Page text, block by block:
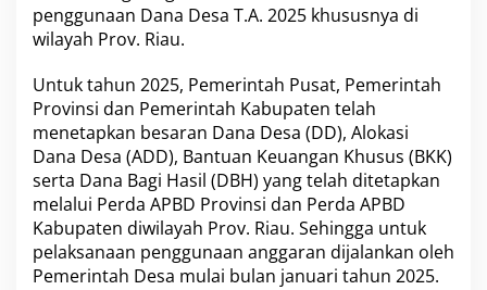
a
u
a
w
l
P
e
n
g
g
u
n
penggunaan Dana Desa T.A. 2025 khususnya di
wilayah Prov. Riau.
Untuk tahun 2025, Pemerintah Pusat, Pemerintah
Provinsi dan Pemerintah Kabupaten telah
menetapkan besaran Dana Desa (DD), Alokasi
Dana Desa (ADD), Bantuan Keuangan Khusus (BKK)
serta Dana Bagi Hasil (DBH) yang telah ditetapkan
melalui Perda APBD Provinsi dan Perda APBD
Kabupaten diwilayah Prov. Riau. Sehingga untuk
pelaksanaan penggunaan anggaran dijalankan oleh
Pemerintah Desa mulai bulan januari tahun 2025.